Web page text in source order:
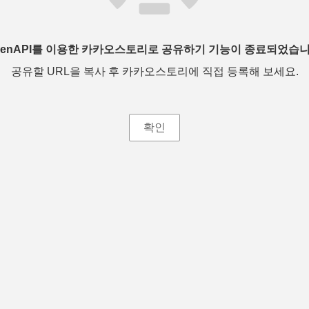
를 이용한 카카오스토리로 공유하기 기능이 종료되었습
공유할 URL을 복사 후 카카오스토리에 직접 등록해 보세요.
확인